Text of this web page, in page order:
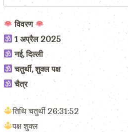
विवरण
1 अप्रैल 2025
नई, दिल्ली
चतुर्थी, शुक्ल पक्ष
चैत्र
तिथि चतुर्थी 26:31:52
पक्ष शुक्ल